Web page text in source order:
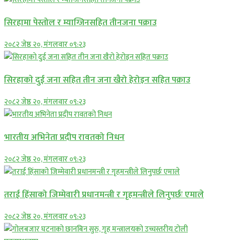
सिरहामा पेस्तोल र म्याग्जिनसहित तीनजना पक्राउ
२०८२ जेष्ठ २०, मंगलवार ०९:२३
सिरहाकाे दुई जना सहित तीन जना खैरो हेरोइन सहित पक्राउ
२०८२ जेष्ठ २०, मंगलवार ०९:२३
भारतीय अभिनेता प्रदीप रावतको निधन
२०८२ जेष्ठ २०, मंगलवार ०९:२३
तराई हिंसाको जिम्मेवारी प्रधानमन्त्री र गृहमन्त्रीले लिनुपर्छः एमाले
२०८२ जेष्ठ २०, मंगलवार ०९:२३